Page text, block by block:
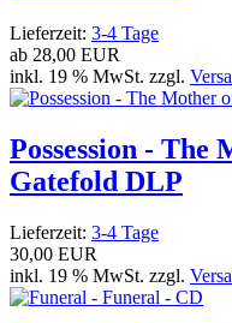
Lieferzeit: 3-4 Tage
ab 28,00 EUR
inkl. 19 % MwSt. zzgl.
Possession - The
Gatefold DLP
Lieferzeit: 3-4 Tage
30,00 EUR
inkl. 19 % MwSt. zzgl.